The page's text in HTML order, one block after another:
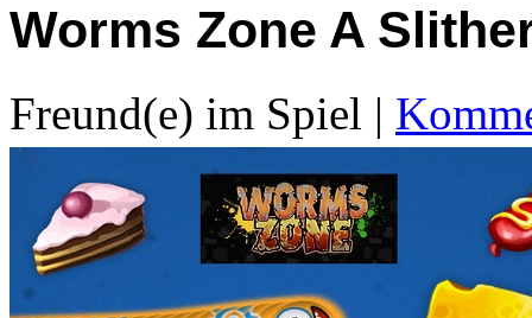
Worms Zone A
Freund(e) im Spiel |